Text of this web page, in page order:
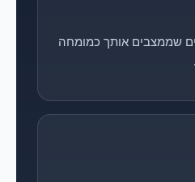
שממצבים אותך כמומחה